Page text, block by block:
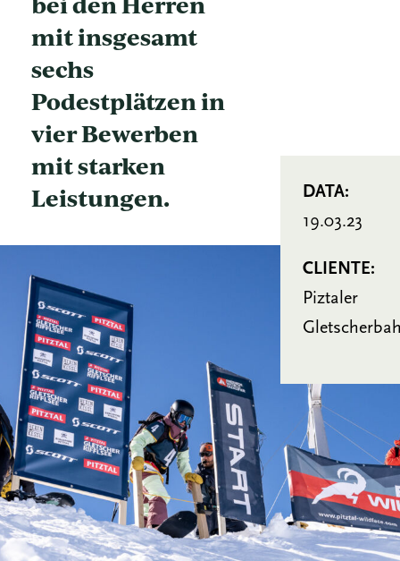
mit insgesamt
sechs
Podestplätzen in
vier Bewerben
mit starken
Leistungen.
DATA:
19.03.23
CLIENTE:
Piztaler